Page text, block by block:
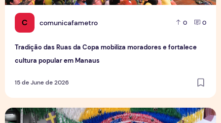
C comunicafametro 0 0
Tradição das Ruas da Copa mobiliza moradores e fortalece
cultura popular em Manaus
15 de June de 2026
Rua da Copa na Compensa: Os preparativos da Semulsp